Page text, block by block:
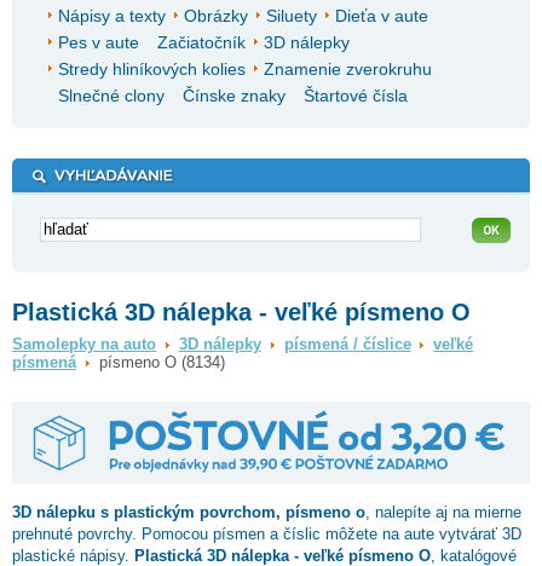
Nápisy a texty
Obrázky Siluety
Dieťa v aute
Pes v aute
Začiatočník
3D nálepky
Stredy hliníkových kolies
Znamenie zverokruhu
Slnečné clony
Čínske znaky Štartové čísla
Plastická 3D nálepka - veľké písmeno O
Samolepky na auto 3D nálepky písmená / číslice
veľké
písmená
písmeno O (8134)
3D nálepku s plastickým povrchom, písmeno o , nalepíte aj na mierne
prehnuté povrchy. Pomocou písmen a číslic môžete na aute vytvárať 3D
plastické nápisy. Plastická 3D nálepka - veľké písmeno O , katalógové